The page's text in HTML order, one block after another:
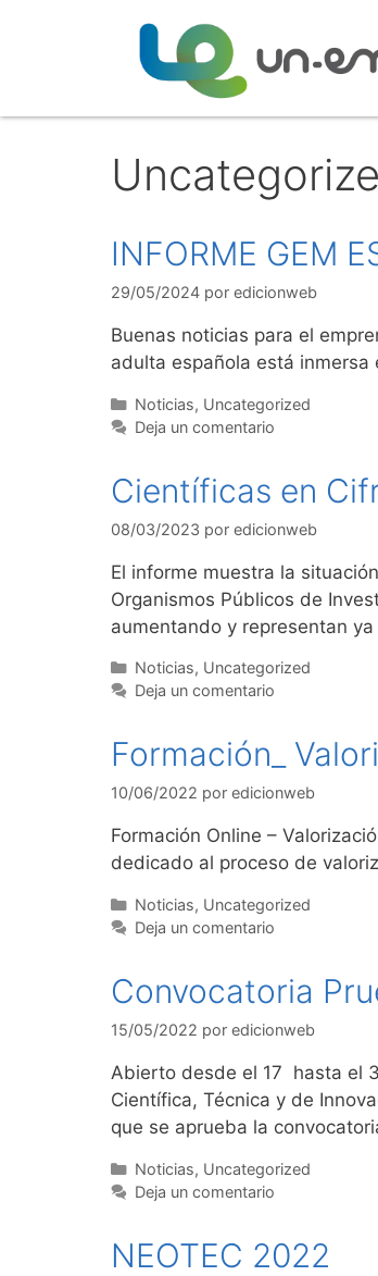
INFORME GEM
29/05/2024 por edicionweb
Buenas noticias para el
adulta española está
Noticias, Uncategorized
Deja un comentario
Científicas en
08/03/2023 por edicionweb
El informe muestra la
Organismos Públicos de
aumentando y representan
Noticias, Uncategorized
Deja un comentario
Formación_
10/06/2022 por edicionweb
Formación Online –
dedicado al proceso de
Noticias, Uncategorized
Deja un comentario
Convocatoria
15/05/2022 por edicionweb
Abierto desde el 17 hasta el
Científica, Técnica y de
que se aprueba la
Noticias, Uncategorized
Deja un comentario
NEOTEC 2022